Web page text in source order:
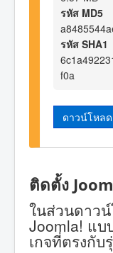
รหัส MD5
รหัส SHA1
f0a
ดาวน์โหลด
ติดตั้ง
ในส่วนดาว
Joomla! แบ
เกจที่ตรงกั